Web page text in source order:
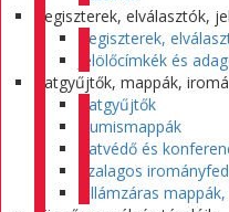
Regiszterek, elválasztók,
Regiszterek,
Jelölőcímkék és
Iratgyűjtők, mappák,
Iratgyűjtők
Gumismappák
Iratvédő és
Szalagos
Villámzáras